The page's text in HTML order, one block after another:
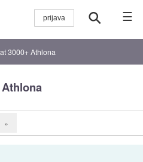
☰
3000+ Athlona
»